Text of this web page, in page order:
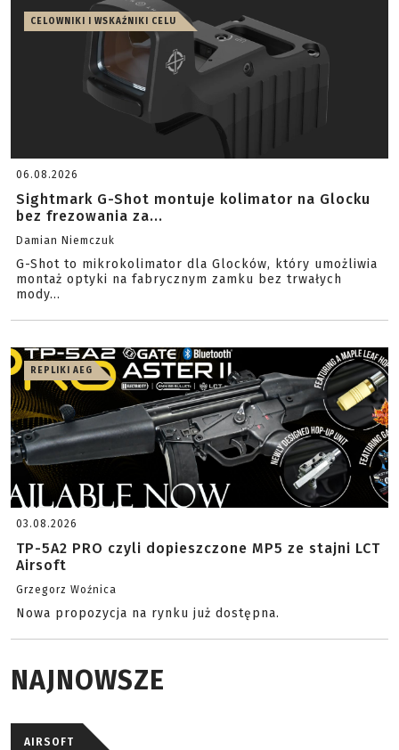
CELOWNIKI I WSKAŹNIKI CELU
06.08.2026
Sightmark G-Shot montuje kolimator na Glocku
bez frezowania za...
Damian Niemczuk
G-Shot to mikrokolimator dla Glocków, który umożliwia
montaż optyki na fabrycznym zamku bez trwałych
mody...
REPLIKI AEG
03.08.2026
TP-5A2 PRO czyli dopieszczone MP5 ze stajni LCT
Airsoft
Grzegorz Woźnica
Nowa propozycja na rynku już dostępna.
NAJNOWSZE
AIRSOFT